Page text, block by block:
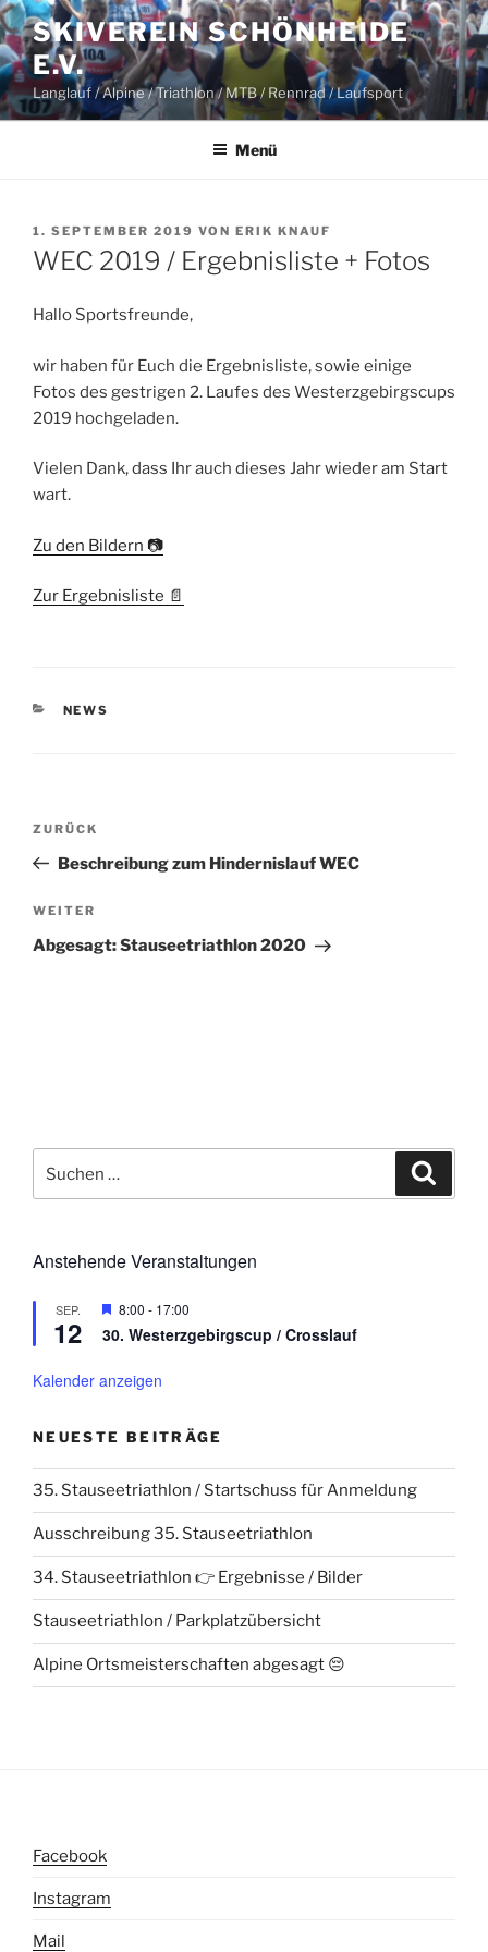
Zum
Inhalt
springen
SKIVEREIN SCHÖNHEIDE
E.V.
Langlauf / Alpine / Triathlon / MTB / Rennrad / Laufsport
Menü
VERÖFFENTLICHT
AM
1. SEPTEMBER 2019 VON ERIK KNAUF
WEC 2019 / Ergebnisliste + Fotos
Hallo Sportsfreunde,
wir haben für Euch die Ergebnisliste, sowie einige
Fotos des gestrigen 2. Laufes des Westerzgebirgscups
2019 hochgeladen.
Vielen Dank, dass Ihr auch dieses Jahr wieder am Start
wart.
Zu den Bildern 📷
Zur Ergebnisliste 📄
KATEGORIEN
NEWS
Beitragsnavigation
Vorheriger
Beitrag
ZURÜCK
Beschreibung zum Hindernislauf WEC
Nächster
Beitrag
WEITER
Abgesagt: Stauseetriathlon 2020
nach:
Anstehende Veranstaltungen
SEP.
12
H
r
o
o
e
n
8:00 - 17:00
30. Westerzgebirgscup / Crosslauf
Kalender anzeigen
NEUESTE BEITRÄGE
35. Stauseetriathlon / Startschuss für Anmeldung
Ausschreibung 35. Stauseetriathlon
34. Stauseetriathlon 👉 Ergebnisse / Bilder
Stauseetriathlon / Parkplatzübersicht
Alpine Ortsmeisterschaften abgesagt 😔
Facebook
Instagram
Mail